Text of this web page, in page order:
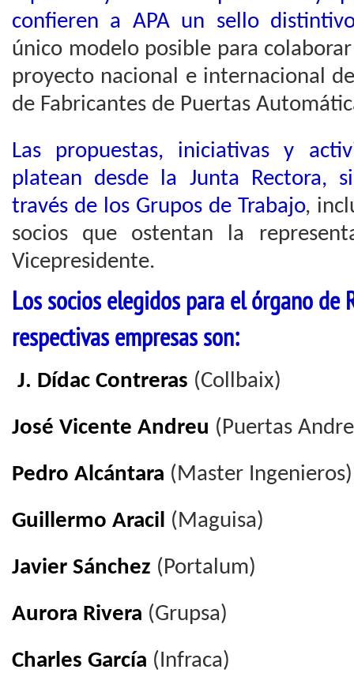
confieren a APA un sello
único modelo posible para
proyecto nacional e internacional
de Fabricantes de Puertas
Las propuestas, iniciativas y
platean desde la Junta Rectora,
través de los Grupos de Trabajo,
socios que ostentan la
Vicepresidente.
Los socios elegidos para el órgano de
respectivas empresas son:
J. Dídac Contreras (Collbaix)
José Vicente Andreu (Puertas
Pedro Alcántara (Master Ingenieros)
Guillermo Aracil (Maguisa)
Javier Sánchez (Portalum)
Aurora Rivera (Grupsa)
Charles García (Infraca)